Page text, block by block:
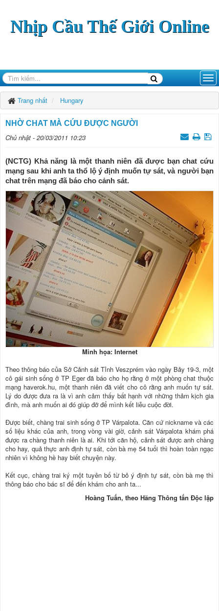
Nhịp Cầu Thế Giới Online
Trang nhất Hungary
NHỜ CHAT MÀ CỨU ĐƯỢC NGƯỜI
Chủ nhật - 20/03/2011 10:23
(NCTG) Khả năng là một thanh niên đã được bạn chat cứu
mạng sau khi anh ta thổ lộ ý định muốn tự sát, và người bạn
chat trên mạng đã báo cho cảnh sát.
Minh họa: Internet
Theo thông báo của Sở Cảnh sát Tỉnh Veszprém vào ngày Bảy 19-3, một
cô gái sinh sống ở TP Eger đã báo cho họ rằng ở một phòng chat thuộc
mạng haverok.hu, một thanh niên đã viết cho cô rằng anh muốn tự sát.
Lý do được đưa ra là vì anh cảm thấy bất hạnh với những thảm kịch gia
đình, mà anh muốn ai đó giúp đỡ để mình kết liễu cuộc đời.
Được biết, chàng trai sinh sống ở TP Várpalota. Căn cứ nickname và các
số liệu khác của anh, trong vòng vài giờ, cảnh sát Várpalota khám phá
được ra chàng thanh niên là ai. Khi tới căn hộ, cảnh sát được anh chàng
cho hay, quả thực anh định tự sát, còn bà mẹ 54 tuổi thì hoàn toàn ngạc
nhiên vì không hề hay biết chuyện này.
Kết cục, chàng trai ký một tuyên bố từ bỏ ý định tự sát, còn bà mẹ thì
thông báo cho bác sĩ để đến khám cho anh ta...
Hoàng Tuấn, theo Hãng Thông tấn Độc lập